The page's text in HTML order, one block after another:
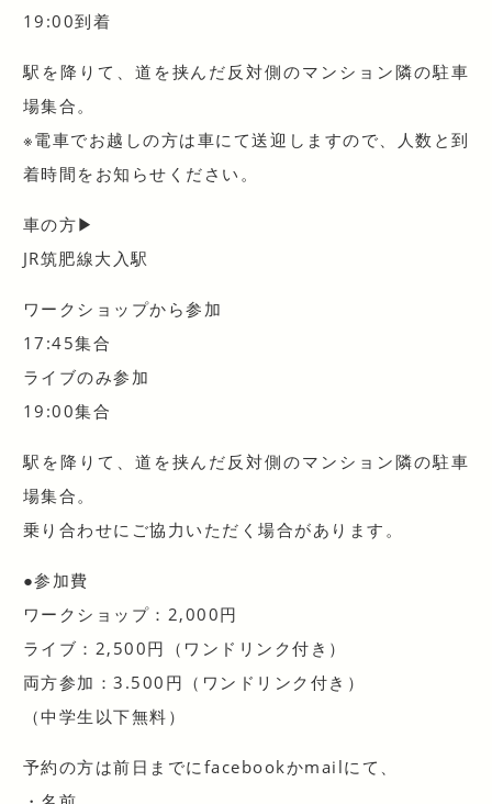
19:00到着
駅を降りて、道を挟んだ反対側のマンション隣の駐車
場集合。
※電車でお越しの方は車にて送迎しますので、人数と到
着時間をお知らせください。
車の方▶︎
JR筑肥線大入駅
ワークショップから参加
17:45集合
ライブのみ参加
19:00集合
駅を降りて、道を挟んだ反対側のマンション隣の駐車
場集合。
乗り合わせにご協力いただく場合があります。
●参加費
ワークショップ：2,000円
ライブ：2,500円（ワンドリンク付き）
両方参加：3.500円（ワンドリンク付き）
（中学生以下無料）
予約の方は前日までにfacebookかmailにて、